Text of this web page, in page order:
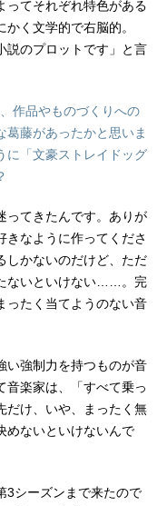
ってそれぞれ特色がある
く文学的で右脳的。
説のプロットです」と言
作品やものづくりへの
葛藤があったかと思いま
に「文豪ストレイドッグ
ってきたんです。ありが
きなように作ってくださ
しかないのだけど、ただ
ないといけない……。完
ったく当てようのない音
い強制力を持つものが音
音楽家は、「すべて乗っ
だけ、いや、まったく無
めないといけないんで
3シーズンまで来たので